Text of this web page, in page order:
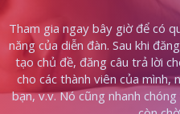
Tham gia ngay bây giờ để có
năng của diễn đàn. Sau khi
tạo chủ đề, đăng câu trả lời
cho các thành viên của mình,
bạn, v.v. Nó cũng nhanh